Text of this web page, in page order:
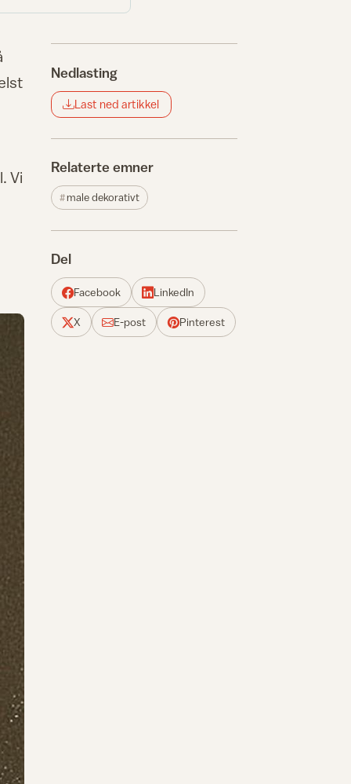
Vi
Nedlasting
Last ned artikkel
Relaterte emner
male dekorativt
Del
Facebook LinkedIn
X E-post Pinterest